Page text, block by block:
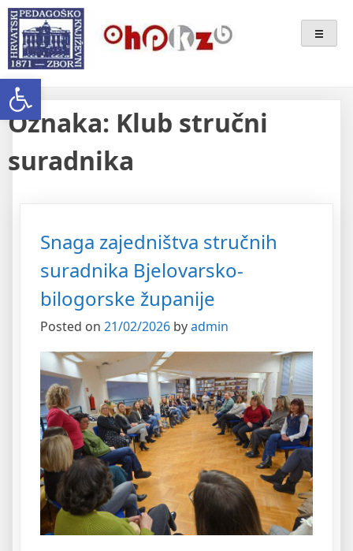
Open toolbar
Skip
to
content
Ogranak Hrvatskoga
Pedagoško-Književnog Zbora
Bjelovar
Oznaka: Klub stručni
suradnika
Snaga zajedništva stručnih
suradnika Bjelovarsko-
bilogorske županije
Posted on 21/02/2026 byadmin